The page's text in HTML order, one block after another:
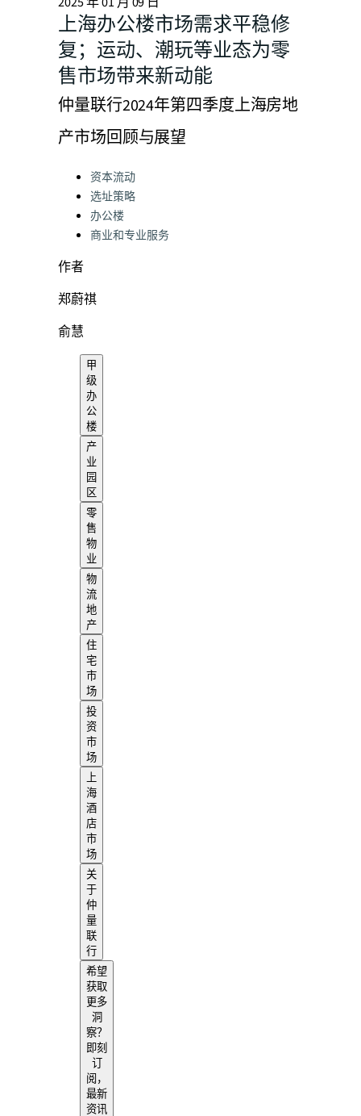
上海办公楼市场需求平稳修
复；运动、潮玩等业态为零
售市场带来新动能
仲量联行2024年第四季度上海房地
产市场回顾与展望
Categories:
资本流动
选址策略
办公楼
商业和专业服务
作者
郑蔚祺
俞慧
甲
级
办
公
楼
产
业
园
区
零
售
物
业
物
流
地
产
住
宅
市
场
投
资
市
场
上
海
酒
店
市
场
关
于
仲
量
联
行
希望
获取
更多
洞
察？
即刻
订
阅，
最新
资讯